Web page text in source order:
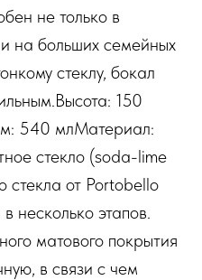
не только в
на больших семейных
стеклу, бокал
150
540 млМатериал:
стекло (soda-lime
стекла от Portobello
несколько этапов.
матового покрытия
в связи с чем